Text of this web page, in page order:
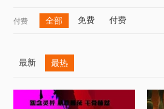
付费 全部 免费 付费
最新 最热